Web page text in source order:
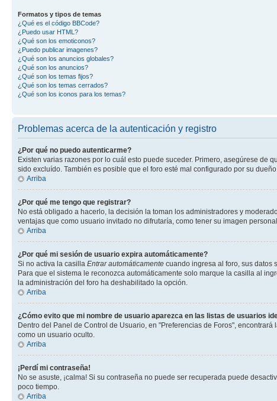
Formatos y tipos de temas
¿Qué es el código BBCode?
¿Puedo usar HTML?
¿Qué son los emoticonos?
¿Puedo publicar imagenes?
¿Qué son los anuncios globales?
¿Qué son los anuncios?
¿Qué son los temas fijos?
¿Qué son los temas cerrados?
¿Qué son los iconos para los temas?
Problemas acerca de la autenticación y registro
¿Por qué no puedo autenticarme?
Existen varias razones por lo cuál esto puede suceder. Primero, asegúrese de
sido excluído. También es posible que el foro esté mal configurado por su
Arriba
¿Por qué me tengo que registrar?
No está obligado a hacerlo, la decisión la toman los administradores y
ventajas que como usuario invitado no difrutaría, como tener su imagen
Arriba
¿Por qué mi sesión de usuario expira automáticamente?
Si no activa la casilla Entrar automáticamente cuando ingresa al foro, sus datos
Para que el sistema le reconozca automáticamente solo marque la casilla al
la administración del foro ha deshabilitado la opción.
Arriba
¿Cómo evito que mi nombre de usuario aparezca en las listas de usuarios
Dentro del Panel de Control de Usuario, en "Preferencias de Foros", encontrará
como un usuario oculto.
Arriba
¡Perdí mi contraseña!
No se asuste, ¡calma! Si su contraseña no puede ser recuperada puede
poco tiempo.
Arriba